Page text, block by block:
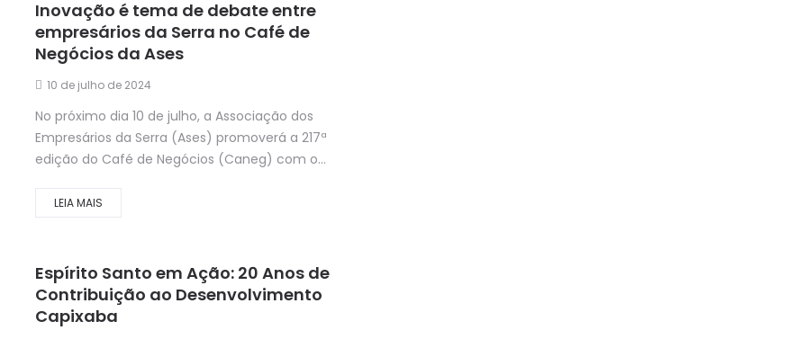
Inovação é tema de debate entre
empresários da Serra no Café de
Negócios da Ases
10 de julho de 2024
No próximo dia 10 de julho, a Associação dos
Empresários da Serra (Ases) promoverá a 217ª
edição do Café de Negócios (Caneg) com o...
LEIA MAIS
Espírito Santo em Ação: 20 Anos de
Contribuição ao Desenvolvimento
Capixaba